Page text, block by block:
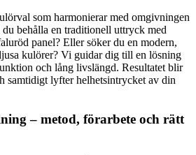
som harmonierar med omgivningen
behålla en traditionell uttryck med
panel? Eller söker du en modern,
kulörer? Vi guidar dig till en lösning
och lång livslängd. Resultatet blir
samtidigt lyfter helhetsintrycket av din
– metod, förarbete och rätt